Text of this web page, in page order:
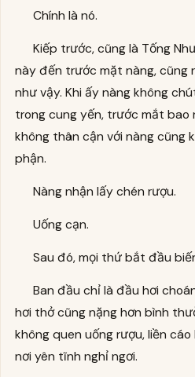
Chính là nó.
Kiếp trước, cũng là Tống
này đến trước mặt nàng, cũng
như vậy. Khi ấy nàng không
trong cung yến, trước mắt bao
không thân cận với nàng cũng
phận.
Nàng nhận lấy chén rượu.
Uống cạn.
Sau đó, mọi thứ bắt đầu
Ban đầu chỉ là đầu hơi
hơi thở cũng nặng hơn bình
không quen uống rượu, liền
nơi yên tĩnh nghỉ ngơi.